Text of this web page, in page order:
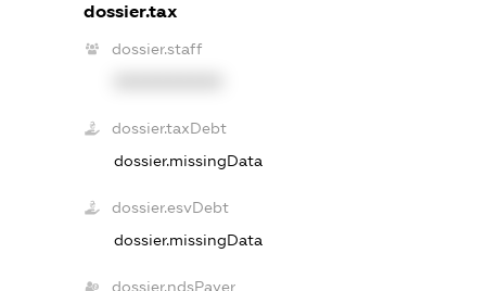
dossier.tax
dossier.staff
dossier.taxDebt
dossier.missingData
dossier.esvDebt
dossier.missingData
dossier.ndsPayer